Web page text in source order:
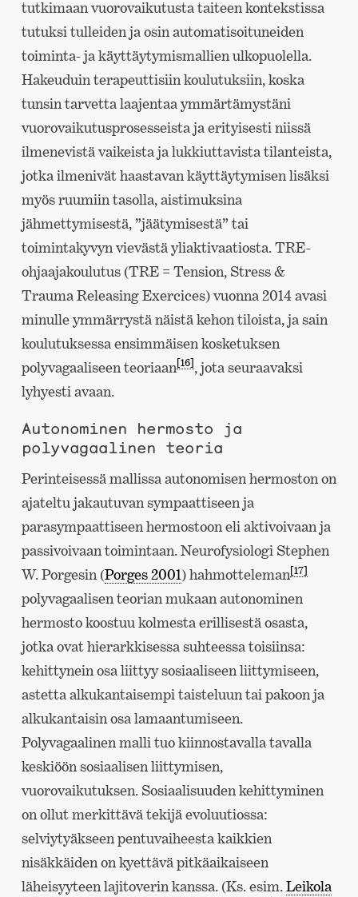
tutkimaan vuorovaikutusta taiteen kontekstissa
tutuksi tulleiden ja osin automatisoituneiden
toiminta- ja käyttäytymismallien ulkopuolella.
Hakeuduin terapeuttisiin koulutuksiin, koska
tunsin tarvetta laajentaa ymmärtämystäni
vuorovaikutusprosesseista ja erityisesti niissä
ilmenevistä vaikeista ja lukkiuttavista tilanteista,
jotka ilmenivät haastavan käyttäytymisen lisäksi
myös ruumiin tasolla, aistimuksina
jähmettymisestä, ”jäätymisestä” tai
toimintakyvyn vievästä yliaktivaatiosta. TRE-
ohjaajakoulutus (TRE = Tension, Stress &
Trauma Releasing Exercices) vuonna 2014 avasi
minulle ymmärrystä näistä kehon tiloista, ja sain
koulutuksessa ensimmäisen kosketuksen
polyvagaaliseen teoriaan[16], jota seuraavaksi
lyhyesti avaan.
Autonominen hermosto ja
polyvagaalinen teoria
Perinteisessä mallissa autonomisen hermoston on
ajateltu jakautuvan sympaattiseen ja
parasympaattiseen hermostoon eli aktivoivaan ja
passivoivaan toimintaan. Neurofysiologi Stephen
W. Porgesin (Porges 2001) hahmotteleman[17]
polyvagaalisen teorian mukaan autonominen
hermosto koostuu kolmesta erillisestä osasta,
jotka ovat hierarkkisessa suhteessa toisiinsa:
kehittynein osa liittyy sosiaaliseen liittymiseen,
astetta alkukantaisempi taisteluun tai pakoon ja
alkukantaisin osa lamaantumiseen.
Polyvagaalinen malli tuo kiinnostavalla tavalla
keskiöön sosiaalisen liittymisen,
vuorovaikutuksen. Sosiaalisuuden kehittyminen
on ollut merkittävä tekijä evoluutiossa:
selviytyäkseen pentuvaiheesta kaikkien
nisäkkäiden on kyettävä pitkäaikaiseen
läheisyyteen lajitoverin kanssa. (Ks. esim.Leikola